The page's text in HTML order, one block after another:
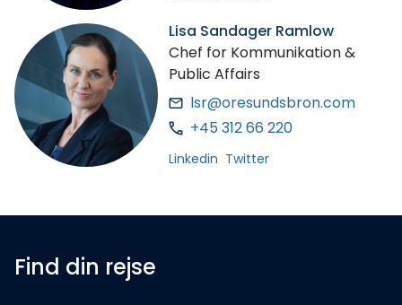
Lisa Sandager Ramlow
Chef for Kommunikation &
Public Affairs
lsr@oresundsbron.com
+45 312 66 220
Linkedin Twitter
Find din rejse